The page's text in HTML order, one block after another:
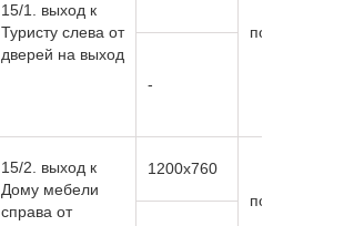
15/1. выход к
Туристу слева от
дверей на выход
подсветка
-
15/2. выход к
Дому мебели
справа от
1200х760
подсветка